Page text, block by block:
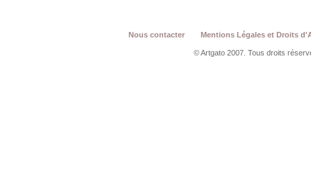
Nous contacter Mentions Légales et Droits
© Artgato 2007. Tous droits